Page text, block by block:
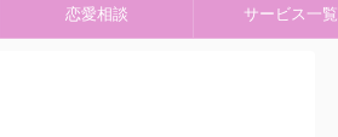
恋愛相談 サービス一覧